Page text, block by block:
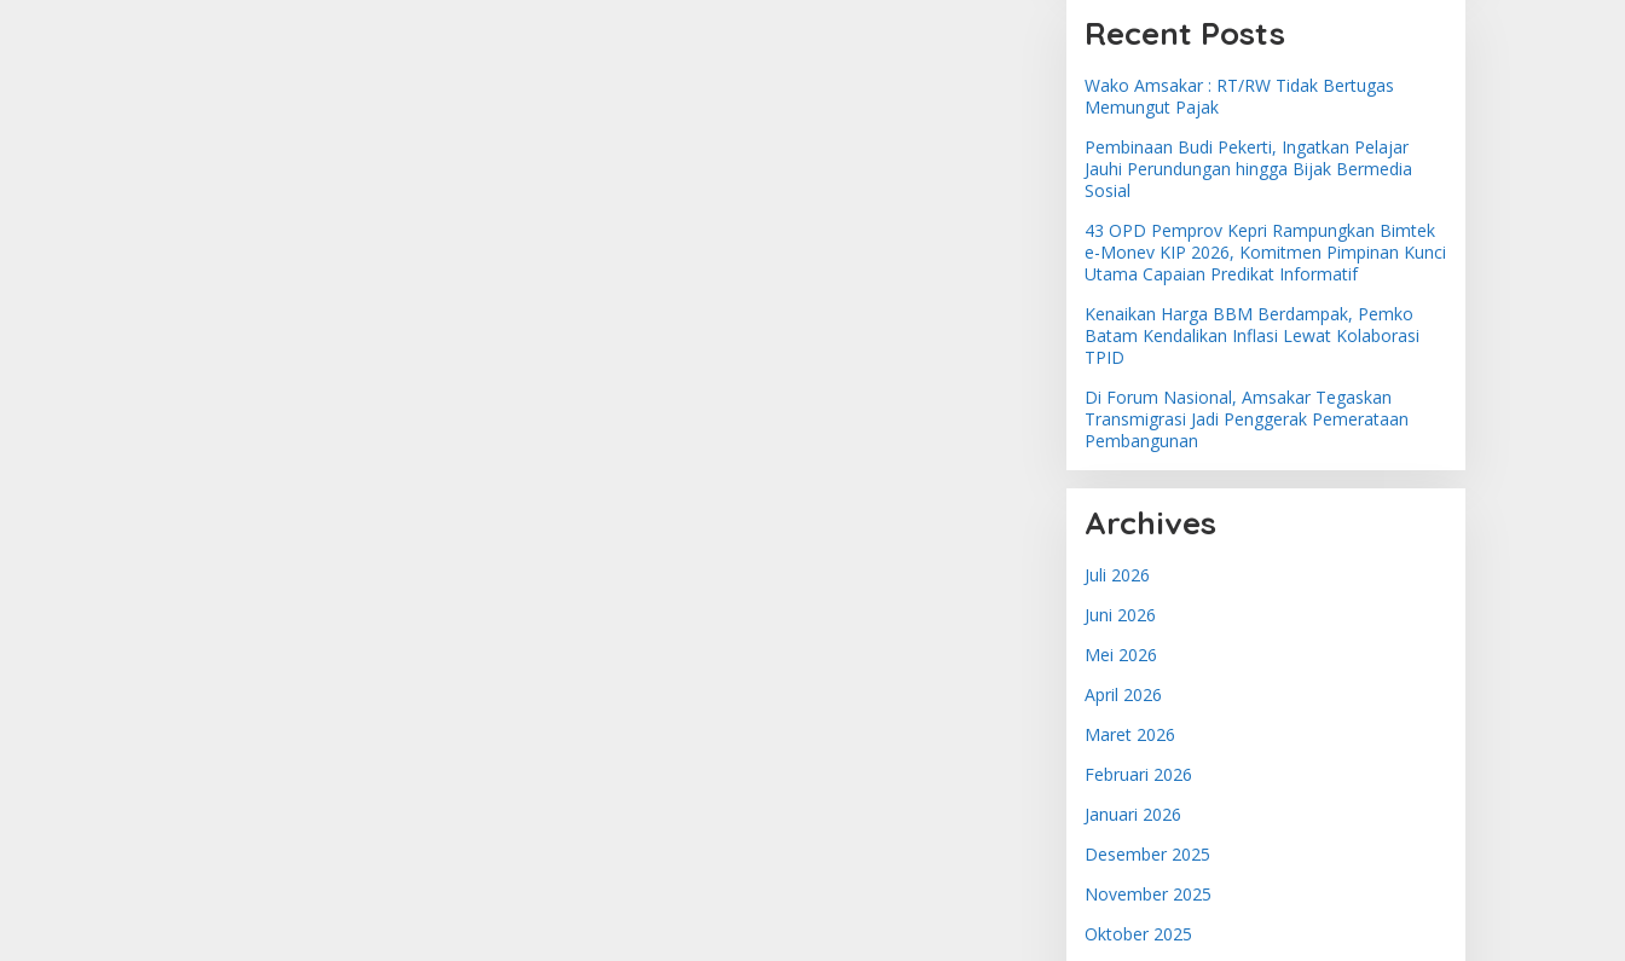
Recent Posts
Wako Amsakar : RT/RW Tidak Bertugas
Memungut Pajak
Pembinaan Budi Pekerti, Ingatkan Pelajar
Jauhi Perundungan hingga Bijak Bermedia
Sosial
43 OPD Pemprov Kepri Rampungkan Bimtek
e-Monev KIP 2026, Komitmen Pimpinan Kunci
Utama Capaian Predikat Informatif
Kenaikan Harga BBM Berdampak, Pemko
Batam Kendalikan Inflasi Lewat Kolaborasi
TPID
Di Forum Nasional, Amsakar Tegaskan
Transmigrasi Jadi Penggerak Pemerataan
Pembangunan
Archives
Juli 2026
Juni 2026
Mei 2026
April 2026
Maret 2026
Februari 2026
Januari 2026
Desember 2025
November 2025
Oktober 2025